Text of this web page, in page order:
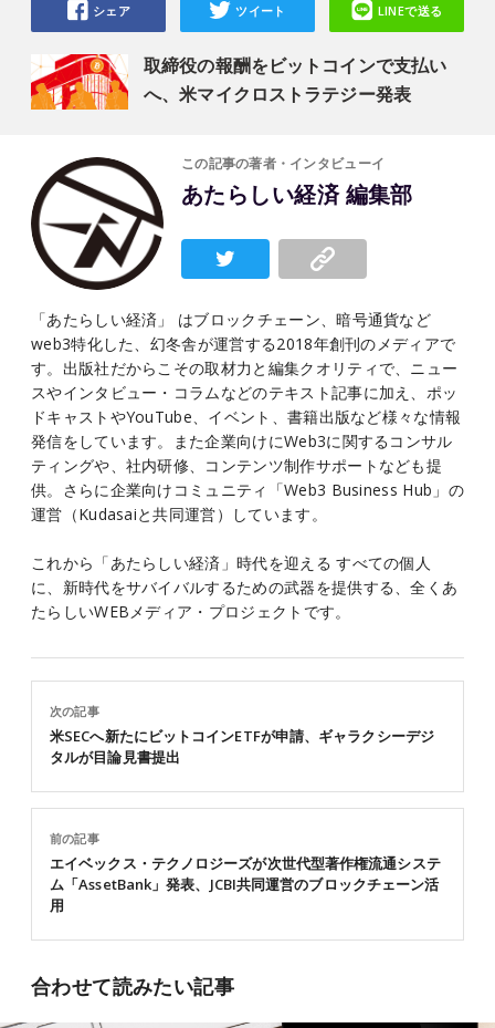
取締役の報酬をビットコインで支払い
へ、米マイクロストラテジー発表
シェア ツイート LINEで送る
この記事の著者・インタビューイ
あたらしい経済 編集部
「あたらしい経済」 はブロックチェーン、暗号通貨など
web3特化した、幻冬舎が運営する2018年創刊のメディアで
す。出版社だからこその取材力と編集クオリティで、ニュー
スやインタビュー・コラムなどのテキスト記事に加え、ポッ
ドキャストやYouTube、イベント、書籍出版など様々な情報
発信をしています。また企業向けにWeb3に関するコンサル
ティングや、社内研修、コンテンツ制作サポートなども提
供。さらに企業向けコミュニティ「Web3 Business Hub」の
運営（Kudasaiと共同運営）しています。
これから「あたらしい経済」時代を迎える すべての個人
に、新時代をサバイバルするための武器を提供する、全くあ
たらしいWEBメディア・プロジェクトです。
前の記事
エイベックス・テクノロジーズが次世代型著作権流通システ
ム「AssetBank」発表、JCBI共同運営のブロックチェーン活
用
次の記事
米SECへ新たにビットコインETFが申請、ギャラクシーデジ
タルが目論見書提出
合わせて読みたい記事